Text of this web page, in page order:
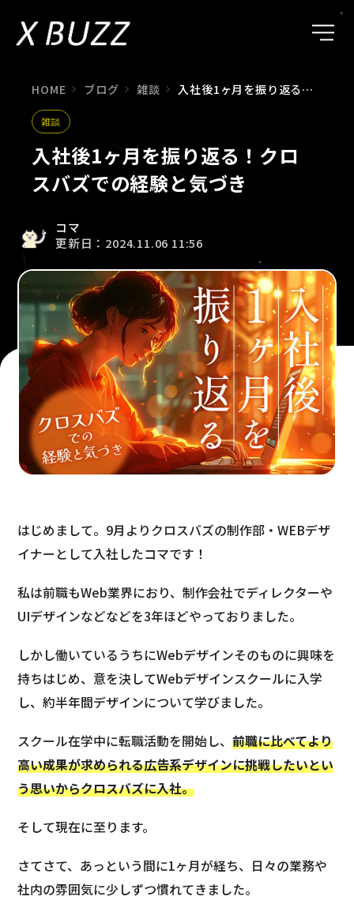
HOME ブログ 雑談 入社後1ヶ月を振り返る！クロスバズでの経験と気づき
雑談
入社後1ヶ月を振り返る！クロ
スバズでの経験と気づき
コマ
更新日：2024.11.06 11:56
はじめまして。9月よりクロスバズの制作部・WEBデザ
イナーとして入社したコマです！
私は前職もWeb業界におり、制作会社でディレクターや
UIデザインなどなどを3年ほどやっておりました。
しかし働いているうちにWebデザインそのものに興味を
持ちはじめ、意を決してWebデザインスクールに入学
し、約半年間デザインについて学びました。
スクール在学中に転職活動を開始し、前職に比べてより
高い成果が求められる広告系デザインに挑戦したいとい
う思いからクロスバズに入社。
そして現在に至ります。
さてさて、あっという間に1ヶ月が経ち、日々の業務や
社内の雰囲気に少しずつ慣れてきました。